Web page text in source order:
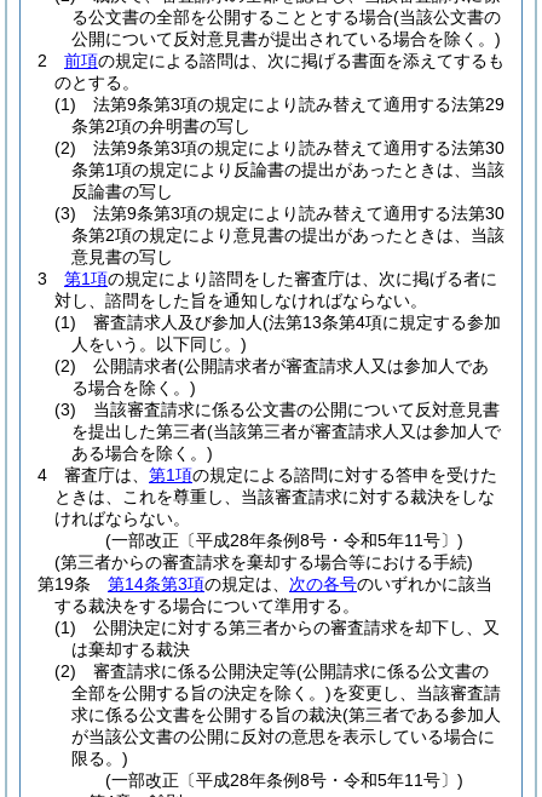
る公文書の全部を公開することとする場合(当該公文書の
公開について反対意見書が提出されている場合を除く。)
2
前項の規定による諮問は、次に掲げる書面を添えてするも
のとする。
(1)
法第9条第3項の規定により読み替えて適用する法第29
条第2項の弁明書の写し
(2)
法第9条第3項の規定により読み替えて適用する法第30
条第1項の規定により反論書の提出があったときは、当該
反論書の写し
(3)
法第9条第3項の規定により読み替えて適用する法第30
条第2項の規定により意見書の提出があったときは、当該
意見書の写し
3
第1項の規定により諮問をした審査庁は、次に掲げる者に
対し、諮問をした旨を通知しなければならない。
(1)
審査請求人及び参加人(法第13条第4項に規定する参加
人をいう。以下同じ。)
(2)
公開請求者(公開請求者が審査請求人又は参加人であ
る場合を除く。)
(3)
当該審査請求に係る公文書の公開について反対意見書
を提出した第三者(当該第三者が審査請求人又は参加人で
ある場合を除く。)
4
審査庁は、 第1項の規定による諮問に対する答申を受けた
ときは、これを尊重し、当該審査請求に対する裁決をしな
ければならない。
(一部改正〔平成28年条例8号・令和5年11号〕)
(第三者からの審査請求を棄却する場合等における手続)
第19条
第14条第3項の規定は、 次の各号のいずれかに該当
する裁決をする場合について準用する。
(1)
公開決定に対する第三者からの審査請求を却下し、又
は棄却する裁決
(2)
審査請求に係る公開決定等(公開請求に係る公文書の
全部を公開する旨の決定を除く。)を変更し、当該審査請
求に係る公文書を公開する旨の裁決(第三者である参加人
が当該公文書の公開に反対の意思を表示している場合に
限る。)
(一部改正〔平成28年条例8号・令和5年11号〕)